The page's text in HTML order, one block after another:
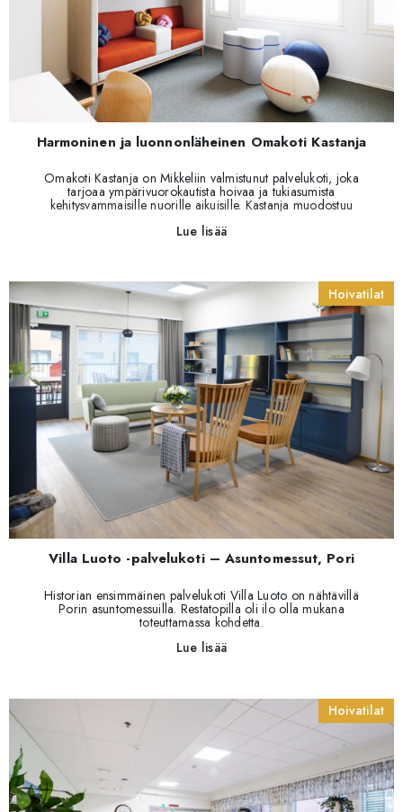
Harmoninen ja luonnonläheinen Omakoti Kastanja
Omakoti Kastanja on Mikkeliin valmistunut palvelukoti, joka
tarjoaa ympärivuorokautista hoivaa ja tukiasumista
kehitysvammaisille nuorille aikuisille. Kastanja muodostuu
ympärivuorokautista ohjausta ja tukea. Toisena kiinteistönä
Lue lisää
Hoivatilat
Villa Luoto -palvelukoti – Asuntomessut, Pori
Historian ensimmäinen palvelukoti Villa Luoto on nähtävillä
Porin asuntomessuilla. Restatopilla oli ilo olla mukana
toteuttamassa kohdetta.
Lue lisää
Hoivatilat